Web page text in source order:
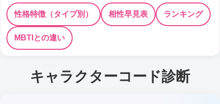
性格特徴（タイプ別） 相性早見表 ランキング
MBTIとの違い
キャラクターコード診断